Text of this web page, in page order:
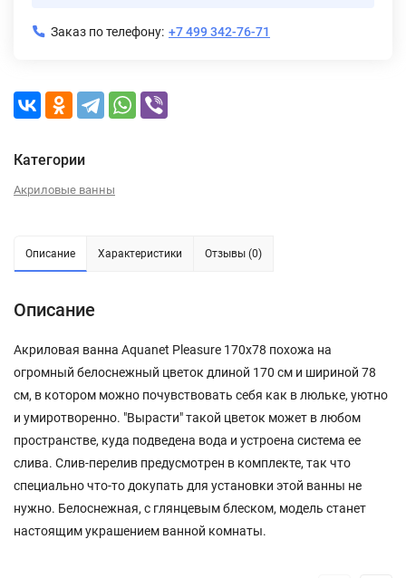
Заказ по телефону: +7 499 342-76-71
Категории
Акриловые ванны
Описание Характеристики Отзывы (0)
Описание
Акриловая ванна Aquanet Pleasure 170x78 похожа на
огромный белоснежный цветок длиной 170 см и шириной 78
см, в котором можно почувствовать себя как в люльке, уютно
и умиротворенно. "Вырасти" такой цветок может в любом
пространстве, куда подведена вода и устроена система ее
слива. Слив-перелив предусмотрен в комплекте, так что
специально что-то докупать для установки этой ванны не
нужно. Белоснежная, с глянцевым блеском, модель станет
настоящим украшением ванной комнаты.